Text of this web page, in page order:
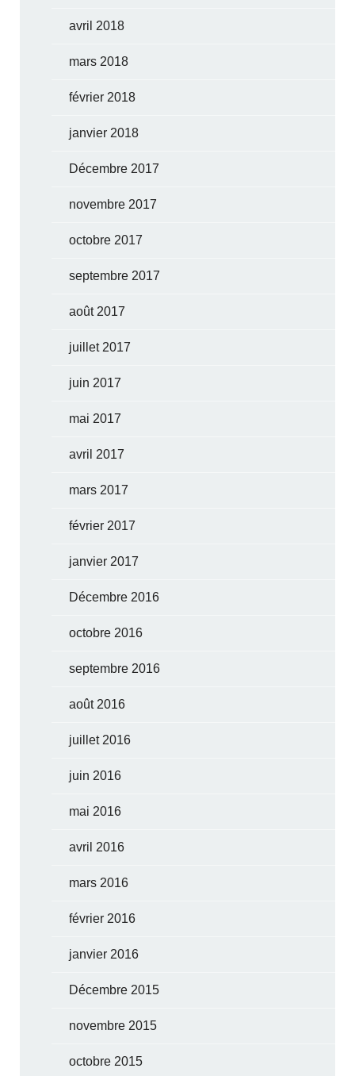
avril 2018
mars 2018
février 2018
janvier 2018
Décembre 2017
novembre 2017
octobre 2017
septembre 2017
août 2017
juillet 2017
juin 2017
mai 2017
avril 2017
mars 2017
février 2017
janvier 2017
Décembre 2016
octobre 2016
septembre 2016
août 2016
juillet 2016
juin 2016
mai 2016
avril 2016
mars 2016
février 2016
janvier 2016
Décembre 2015
novembre 2015
octobre 2015